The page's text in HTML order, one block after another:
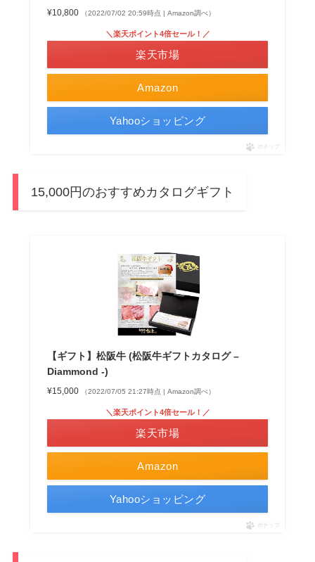
¥10,800 （2022/07/02 20:59時点 | Amazon調べ）
Amazon
＼楽天ポイント4倍セール！／
楽天市場
Yahooショッピング
ポチップ
15,000円のおすすめカタログギフト
【ギフト】松阪牛 (松阪牛ギフトカタログ –
Diammond -)
¥15,000 （2022/07/05 21:27時点 | Amazon調べ）
Amazon
＼楽天ポイント4倍セール！／
楽天市場
Yahooショッピング
ポチップ